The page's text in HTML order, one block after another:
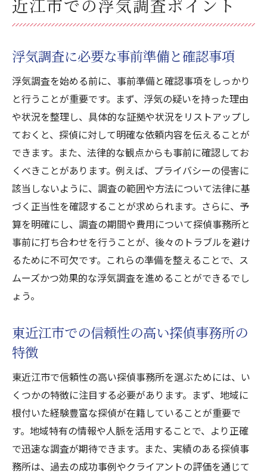
近江市での浮気調査ポイント
浮気調査に必要な事前準備と確認事項
浮気調査を始める前に、事前準備と確認事項をしっかり
と行うことが重要です。まず、浮気の疑いを持った理由
や状況を整理し、具体的な証拠や状況をリストアップし
ておくと、探偵に対して明確な依頼内容を伝えることが
できます。また、法律的な観点からも事前に確認してお
くべきことがあります。例えば、プライバシーの侵害に
該当しないように、調査の範囲や方法について法律に基
づく正当性を確認することが求められます。さらに、予
算を明確にし、調査の期間や費用について探偵事務所と
事前に打ち合わせを行うことが、後々のトラブルを避け
るために不可欠です。これらの準備を整えることで、ス
ムーズかつ効果的な浮気調査を進めることができるでし
ょう。
東近江市での信頼性の高い探偵事務所の
特徴
東近江市で信頼性の高い探偵事務所を選ぶためには、い
くつかの特徴に注目する必要があります。まず、地域に
根付いた経験豊富な探偵が在籍していることが重要で
す。地域特有の情報や人脈を活用することで、より正確
で迅速な調査が期待できます。また、実績のある探偵事
務所は、過去の成功事例やクライアントの評価を通じて